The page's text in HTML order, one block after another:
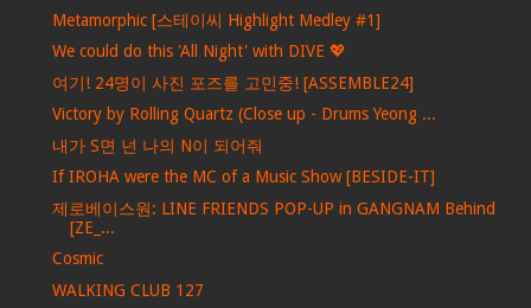
Metamorphic [스테이씨 Highlight Medley #1]
We could do this 'All Night' with DIVE 💖
여기! 24명이 사진 포즈를 고민중! [ASSEMBLE24]
Victory by Rolling Quartz (Close up - Drums Yeong ...
내가 S면 넌 나의 N이 되어줘
If IROHA were the MC of a Music Show [BESIDE-IT]
제로베이스원: LINE FRIENDS POP-UP in GANGNAM Behind
[ZE_...
Cosmic
WALKING CLUB 127